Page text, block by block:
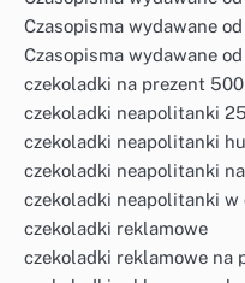
Czasopisma wydawane
Czasopisma wydawane od
czekoladki na prezent
czekoladki neapolitanki
czekoladki neapolitanki
czekoladki neapolitanki
czekoladki neapolitanki w
czekoladki reklamowe
czekoladki reklamowe na